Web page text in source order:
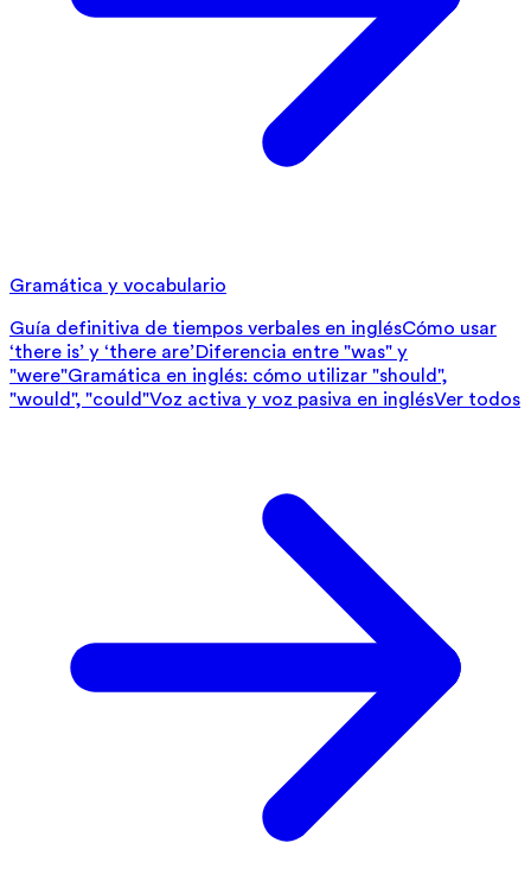
Gramática y vocabulario
Guía definitiva de tiempos verbales en inglésCómo usar
‘there is’ y ‘there are’Diferencia entre "was" y
"were"Gramática en inglés: cómo utilizar "should",
"would", "could"Voz activa y voz pasiva en inglésVer todos